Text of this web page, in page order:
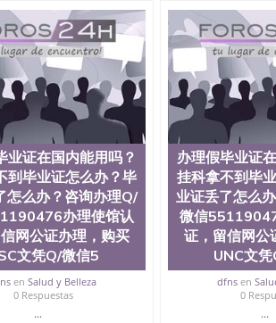
服认证、使馆认证、使馆证明、使馆留学
学生学历认证、留学生学位认证、英国文
西兰学历认证等q:551190476 微信：
）圣何塞州立大学毕业证（San Jose
）圣何塞州立大学成绩单（San Jose State
）圣何塞州立大学成绩单（San Jose State
）圣何塞州立大学（San Jose State
）圣何塞州立大学（ San Jose State
立大学文凭（San Jose State University）
立大学文凭（San Jose State University）
学学历（San Jose State University）圣何
（San Jose State University）圣何塞州立
State University）圣何塞州立大学（San
）圣何塞州立大学学位证（San Jose
）圣何塞州立大学学位证（San Jose
）圣何塞州立大学（San Jose State
立大学（San Jose State University）圣何塞
学位证（San Jose State University）圣何塞
结业证（San Jose State University）圣何塞
业证在国内能用吗？
到毕业证怎么办？毕
怎么办？咨询办理Q/
办理使馆认
网公证办理，购买
文凭Q/微信5
enSalud y Belleza
0 Respuestas
...
办理假毕业证
挂科拿不到毕
业证丢了怎么
微信
证，留信网公
UNC文
dfnsen
0
...